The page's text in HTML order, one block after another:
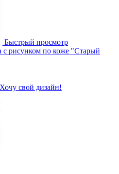
Быстрый просмотр
с рисунком по коже "Старый
Хочу свой дизайн!